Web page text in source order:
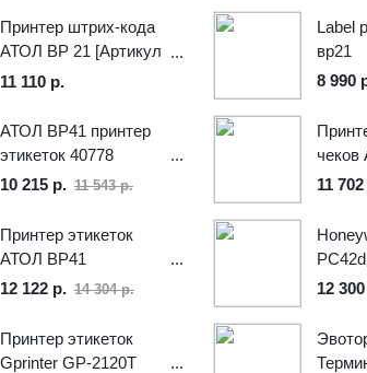
Принтер штрих-кода
АТОЛ BP 21 [Артикул
60153]
11 110 р.
Label
вр21
8 990
АТОЛ BP41 принтер
этикеток 40778
10 215 р. 11 543 р.
чеков
11
Принтер этикеток
АТОЛ ВР41
12 122 р. 14 304 р.
12
Принтер этикеток
Gprinter GP-2120T